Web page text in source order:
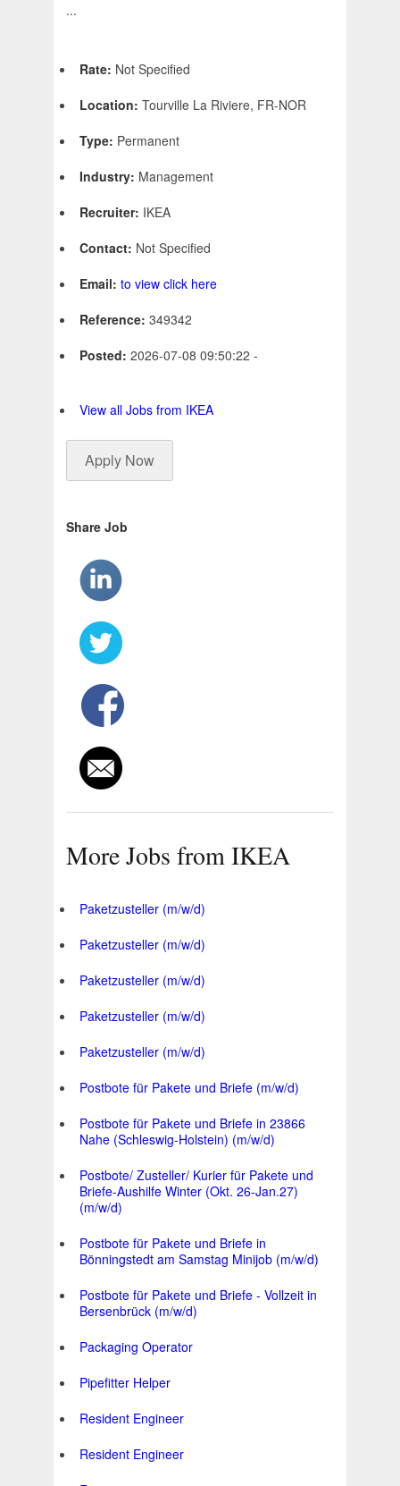
...
Rate: Not Specified
Location: Tourville La Riviere, FR-NOR
Type: Permanent
Industry: Management
Recruiter: IKEA
Contact: Not Specified
Email: to view click here
Reference: 349342
Posted: 2026-07-08 09:50:22 -
View all Jobs from IKEA
Apply Now
Share Job
More Jobs from IKEA
Paketzusteller (m/w/d)
Paketzusteller (m/w/d)
Paketzusteller (m/w/d)
Paketzusteller (m/w/d)
Paketzusteller (m/w/d)
Postbote für Pakete und Briefe (m/w/d)
Postbote für Pakete und Briefe in 23866
Nahe (Schleswig-Holstein) (m/w/d)
Postbote/ Zusteller/ Kurier für Pakete und
Briefe-Aushilfe Winter (Okt. 26-Jan.27)
(m/w/d)
Postbote für Pakete und Briefe in
Bönningstedt am Samstag Minijob (m/w/d)
Postbote für Pakete und Briefe - Vollzeit in
Bersenbrück (m/w/d)
Packaging Operator
Pipefitter Helper
Resident Engineer
Resident Engineer